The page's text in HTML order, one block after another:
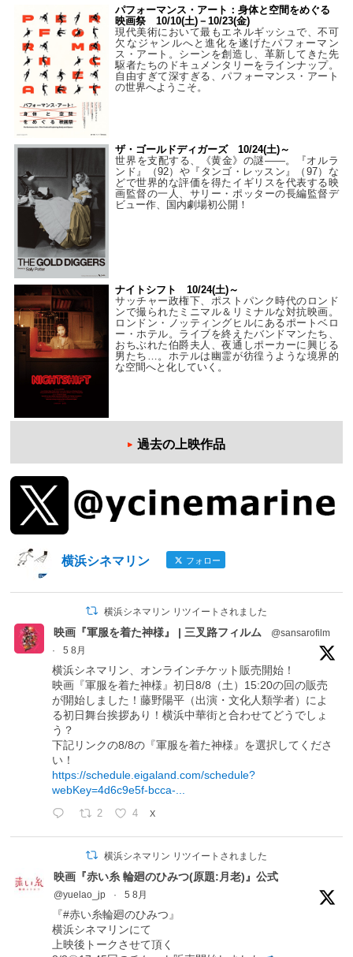
パフォーマンス・アート：身体と空間をめぐる
映画祭 10/10(土)－10/23(金)
現代美術において最もエネルギッシュで、不可
欠なジャンルへと進化を遂げたパフォーマン
ス・アート。シーンを創造し、革新してきた先
駆者たちのドキュメンタリーをラインナップ。
自由すぎて深すぎる、パフォーマンス・アート
の世界へようこそ。
ザ・ゴールドディガーズ 10/24(土)～
世界を支配する、《黄金》の謎――。『オルラ
ンド』（92）や『タンゴ・レッスン』（97）な
どで世界的な評価を得たイギリスを代表する映
画監督の一人、サリー・ポッターの長編監督デ
ビュー作、国内劇場初公開！
ナイトシフト 10/24(土)～
サッチャー政権下、ポストパンク時代のロンド
ンで撮られたミニマル＆リミナルな対抗映画。
ロンドン・ノッティングヒルにあるポートベロ
ー・ホテル。ライブを終えたバンドマンたち、
おちぶれた伯爵夫人、夜通しポーカーに興じる
男たち…。ホテルは幽霊が彷徨うような境界的
な空間へと化していく。
過去の上映作品
横浜シネマリン フォロー
横浜シネマリン リツイートされました
映画『軍服を着た神様』 | 三叉路フィルム
@sansarofilm
·
5 8月
横浜シネマリン、オンラインチケット販売開始！
映画『軍服を着た神様』初日8/8（土）15:20の回の販売
が開始しました！藤野陽平（出演・文化人類学者）によ
る初日舞台挨拶あり！横浜中華街と合わせてどうでしょ
う？
下記リンクの8/8の『軍服を着た神様』を選択してくださ
い！
https://schedule.eigaland.com/schedule?
webKey=4d6c9e5f-bcca-...
2 4 X
横浜シネマリン リツイートされました
映画『赤い糸 輪廻のひみつ(原題:月老)』公式
@yuelao_jp · 5 8月
『#赤い糸輪廻のひみつ』
横浜シネマリンにて
上映後トークさせて頂く